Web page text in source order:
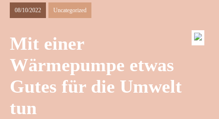
08/10/2022 Uncategorized
Mit einer
Wärmepumpe etwas
Gutes für die Umwelt
tun